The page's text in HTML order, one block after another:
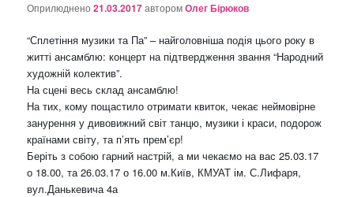
о
а
п
а
х
Оприлюднено21.03.2017авторомОлег Бірюков
“Сплетіння музики та Па” – найголовніша подія цього року в
житті ансамблю: концерт на підтвердження звання “Народний
художній колектив”.
На сцені весь склад ансамблю!
На тих, кому пощастило отримати квиток, чекає неймовірне
занурення у дивовижний світ танцю, музики і краси, подорож
країнами світу, та п’ять прем’єр!
Беріть з собою гарний настрій, а ми чекаємо на вас 25.03.17
о 18.00, та 26.03.17 о 16.00 м.Київ, КМУАТ ім. С.Лифаря,
вул.Данькевича 4а